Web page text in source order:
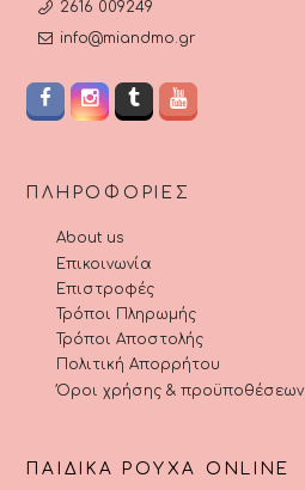
2616 009249
info@miandmo.gr
ΠΛΗΡΟΦΟΡΊΕΣ
About us
Επικοινωνία
Επιστροφές
Τρόποι Πληρωμής
Τρόποι Αποστολής
Πολιτική Απορρήτου
Όροι χρήσης & προϋποθέσεων
ΠΑΙΔΙΚΆ ΡΟΎΧΑ ONLINE